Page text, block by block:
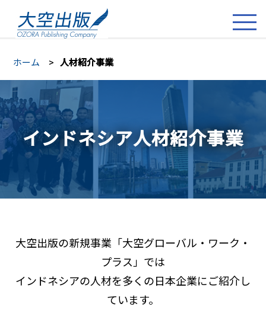
ホーム 人材紹介事業
インドネシア人材紹介事業
大空出版の新規事業「大空グローバル・ワーク・
プラス」では
インドネシアの人材を多くの日本企業にご紹介し
ています。